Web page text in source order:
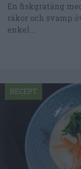
En fiskgratäng
räkor och svamp
enkel...
RECEPT